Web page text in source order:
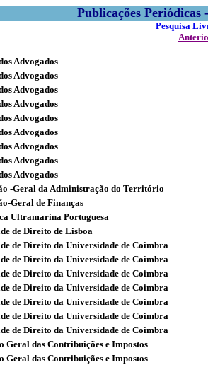
Publicações
Pesquisa
Advogados
Advogados
Advogados
Advogados
Advogados
Advogados
Advogados
Advogados
Advogados
-Geral da Administração do Território
Geral de Finanças
Ultramarina Portuguesa
de Direito de Lisboa
de Direito da Universidade de Coimbra
de Direito da Universidade de Coimbra
de Direito da Universidade de Coimbra
de Direito da Universidade de Coimbra
de Direito da Universidade de Coimbra
de Direito da Universidade de Coimbra
de Direito da Universidade de Coimbra
Geral das Contribuições e Impostos
Geral das Contribuições e Impostos